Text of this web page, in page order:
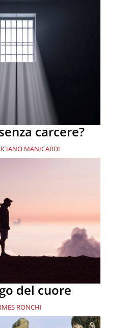
carcere?
MANICARDI
del cuore
RONCHI